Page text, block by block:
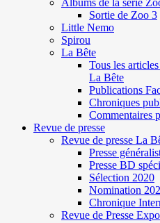
Sortie de Zoo 3
Little Nemo
Spirou
La Bête
Tous les
La Bête
Publications
Chroniques
Commentaires
Revue de presse
Revue de presse La
Presse
Presse BD
Sélection 2020
Nomination
Chronique
Revue de Presse